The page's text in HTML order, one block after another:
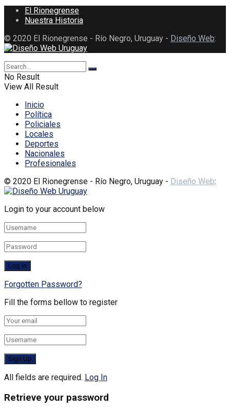
El Rionegrense
Nuestra Historia
© 2020 El Rionegrense - Río Negro, Uruguay - Diseño Web:
No Result
View All Result
Inicio
Política
Policiales
Locales
Deportes
Nacionales
Profesionales
© 2020 El Rionegrense - Río Negro, Uruguay - Diseño Web:
Login to your account below
Forgotten Password?
Fill the forms bellow to register
All fields are required. Log In
Retrieve your password